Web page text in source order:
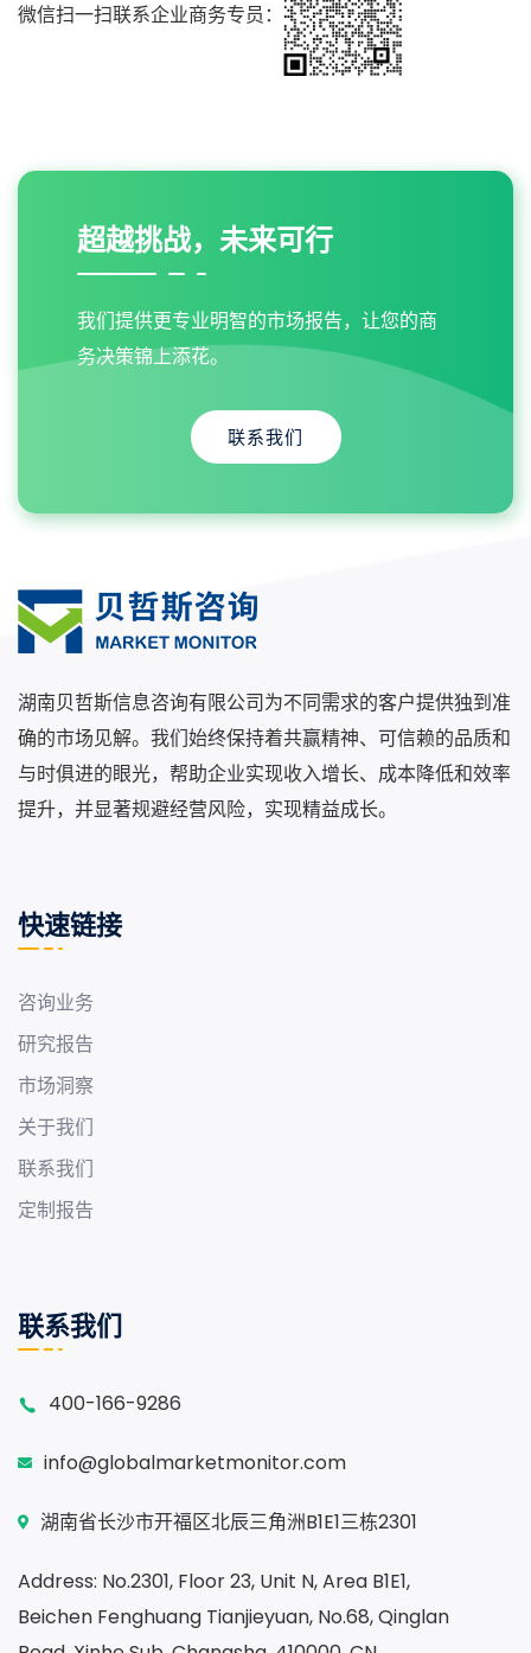
微信扫一扫联系企业商务专员：
超越挑战，未来可行
我们提供更专业明智的市场报告，让您的商
务决策锦上添花。
联系我们
湖南贝哲斯信息咨询有限公司为不同需求的客户提供独到准
确的市场见解。我们始终保持着共赢精神、可信赖的品质和
与时俱进的眼光，帮助企业实现收入增长、成本降低和效率
提升，并显著规避经营风险，实现精益成长。
快速链接
咨询业务
研究报告
市场洞察
关于我们
联系我们
定制报告
联系我们
400-166-9286
info@globalmarketmonitor.com
湖南省长沙市开福区北辰三角洲B1E1三栋2301
Address: No.2301, Floor 23, Unit N, Area B1E1,
Beichen Fenghuang Tianjieyuan, No.68, Qinglan